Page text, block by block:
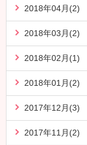
2018年04月(2)
2018年03月(2)
2018年02月(1)
2018年01月(2)
2017年12月(3)
2017年11月(2)